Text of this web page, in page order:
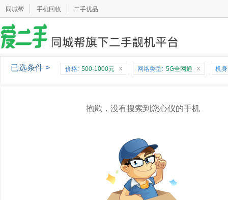
同城帮 手机回收 二手优品
已选条件 > 价格: 500-1000元 x 网络类型: 5G全网通 x 机
抱歉，没有搜索到您心仪的手机